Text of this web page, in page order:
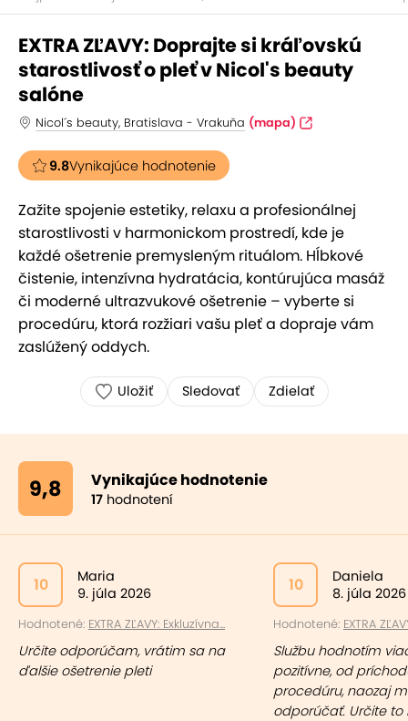
EXTRA ZĽAVY: Doprajte si kráľovskú
starostlivosť o pleť v Nicol's beauty
salóne
Nicol´s beauty, Bratislava - Vrakuňa (mapa)
9.8Vynikajúce hodnotenie
Zažite spojenie estetiky, relaxu a profesionálnej
starostlivosti v harmonickom prostredí, kde je
každé ošetrenie premysleným rituálom. Hĺbkové
čistenie, intenzívna hydratácia, kontúrujúca masáž
či moderné ultrazvukové ošetrenie – vyberte si
procedúru, ktorá rozžiari vašu pleť a dopraje vám
zaslúžený oddych.
Uložiť Sledovať Zdielať
9,8 Vynikajúce hodnotenie
17 hodnotení
10
Maria
9. júla 2026
Hodnotené: EXTRA ZĽAVY: Exkluzívna...
Určite odporúčam, vrátim sa na
ďalšie ošetrenie pleti
10
Daniela
8. júla 2026
Hodnotené: EXTRA
Službu hodnotím
pozitívne, od
procedúru, naozaj
odporúčať. Určite to